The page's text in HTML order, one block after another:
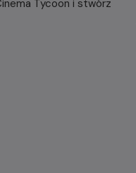
Tycoon i stwórz